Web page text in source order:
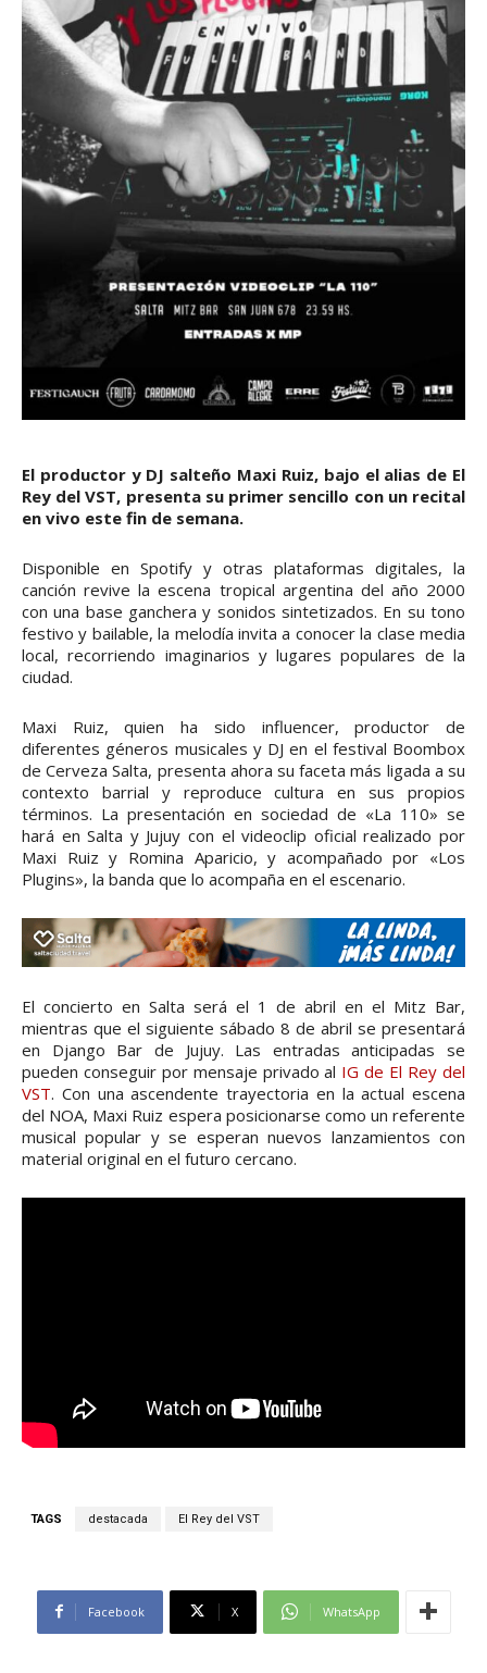
El productor y DJ salteño Maxi Ruiz, bajo el alias de El
Rey del VST, presenta su primer sencillo con un recital
en vivo este fin de semana.
Disponible en Spotify y otras plataformas digitales, la
canción revive la escena tropical argentina del año 2000
con una base ganchera y sonidos sintetizados. En su tono
festivo y bailable, la melodía invita a conocer la clase media
local, recorriendo imaginarios y lugares populares de la
ciudad.
Maxi Ruiz, quien ha sido influencer, productor de
diferentes géneros musicales y DJ en el festival Boombox
de Cerveza Salta, presenta ahora su faceta más ligada a su
contexto barrial y reproduce cultura en sus propios
términos. La presentación en sociedad de «La 110» se
hará en Salta y Jujuy con el videoclip oficial realizado por
Maxi Ruiz y Romina Aparicio, y acompañado por «Los
Plugins», la banda que lo acompaña en el escenario.
El concierto en Salta será el 1 de abril en el Mitz Bar,
mientras que el siguiente sábado 8 de abril se presentará
en Django Bar de Jujuy. Las entradas anticipadas se
pueden conseguir por mensaje privado al IG de El Rey del
VST. Con una ascendente trayectoria en la actual escena
del NOA, Maxi Ruiz espera posicionarse como un referente
musical popular y se esperan nuevos lanzamientos con
material original en el futuro cercano.
TAGS destacada El Rey del VST
Facebook X WhatsApp